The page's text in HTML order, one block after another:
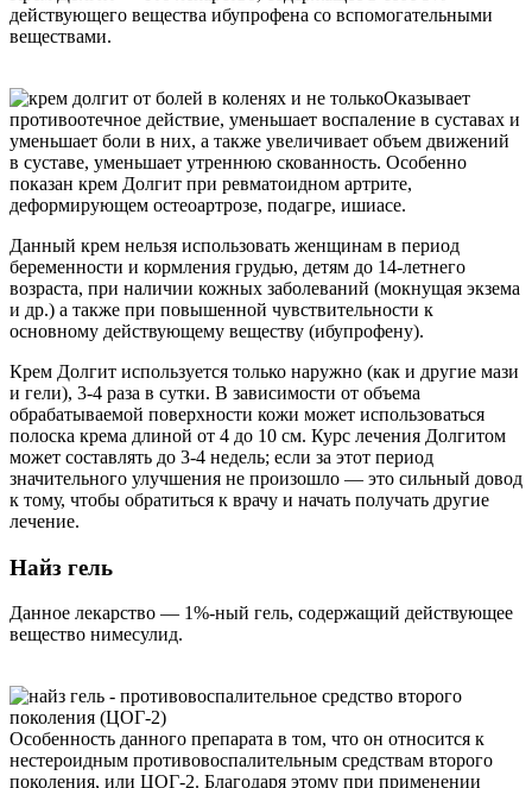
действующего вещества ибупрофена со вспомогательными
веществами.
Оказывает
противоотечное действие, уменьшает воспаление в суставах и
уменьшает боли в них, а также увеличивает объем движений
в суставе, уменьшает утреннюю скованность. Особенно
показан крем Долгит при ревматоидном артрите,
деформирующем остеоартрозе, подагре, ишиасе.
Данный крем нельзя использовать женщинам в период
беременности и кормления грудью, детям до 14-летнего
возраста, при наличии кожных заболеваний (мокнущая экзема
и др.) а также при повышенной чувствительности к
основному действующему веществу (ибупрофену).
Крем Долгит используется только наружно (как и другие мази
и гели), 3-4 раза в сутки. В зависимости от объема
обрабатываемой поверхности кожи может использоваться
полоска крема длиной от 4 до 10 см. Курс лечения Долгитом
может составлять до 3-4 недель; если за этот период
значительного улучшения не произошло — это сильный довод
к тому, чтобы обратиться к врачу и начать получать другие
лечение.
Найз гель
Данное лекарство — 1%-ный гель, содержащий действующее
вещество нимесулид.
Особенность данного препарата в том, что он относится к
нестероидным противовоспалительным средствам второго
поколения, или ЦОГ-2. Благодаря этому при применении